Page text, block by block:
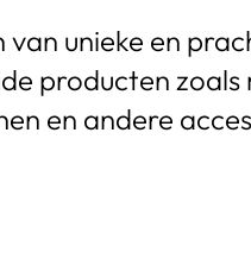
van unieke en
producten zoals
en andere